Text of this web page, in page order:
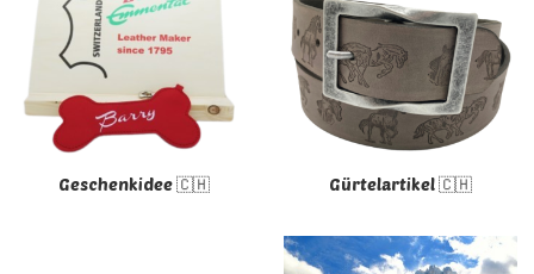
Geschenkidee 🇨🇭 Gürtelartikel 🇨🇭